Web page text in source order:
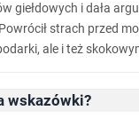
giełdowych i dała
strach przed
ale i też
mają wejść w życie 2
wyjątki.…